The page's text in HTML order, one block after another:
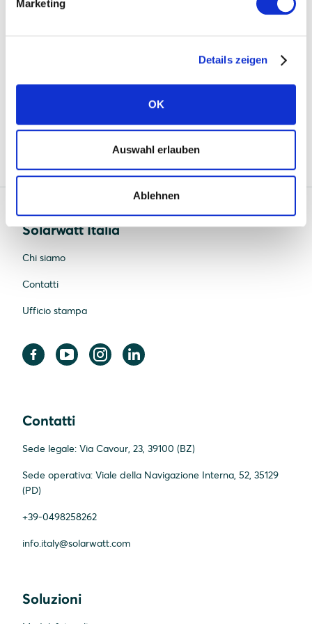
Marketing
Details zeigen
OK
Auswahl erlauben
Ablehnen
Quality management: ISO 9001:2015
Occupational health and safety management:
Energy management: ISO 50001: 2018
Solarwatt Italia
Chi siamo
Contatti
Ufficio stampa
Contatti
Sede legale: Via Cavour, 23, 39100 (BZ)
Sede operativa: Viale della Navigazione Interna, 52, 35129
(PD)
+39-0498258262
info.italy@solarwatt.com
Soluzioni